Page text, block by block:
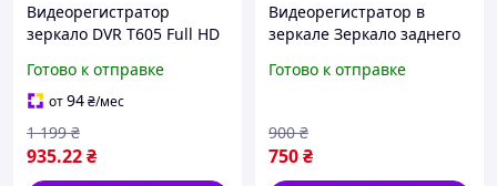
Видеорегистратор
зеркало DVR T605 Full HD
Автомобильный
регистратор-зеркало 2 в
1 с экраном 4.3"
Готово к отправке
от94₴/мес
935.22₴
1 199 ₴
Видеорегистратор в
зеркале Зеркало заднего
парковки DVR запись
Готово к отправке
750₴
900 ₴